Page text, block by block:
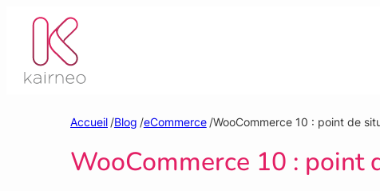
contenu
Accueil /Blog /eCommerce /WooCommerce 10 : point de
WooCommerce 10 : point